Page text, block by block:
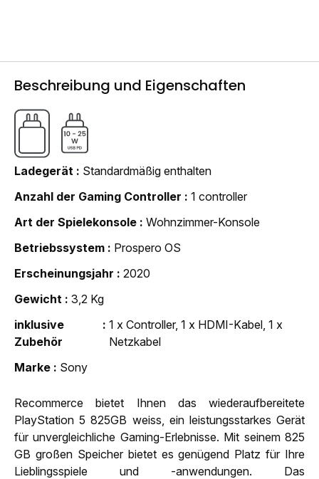
Beschreibung und Eigenschaften
Ladegerät
Standardmäßig enthalten
Anzahl der Gaming Controller
1 controller
Art der Spielekonsole
Wohnzimmer-Konsole
Betriebssystem
Prospero OS
Erscheinungsjahr
2020
Gewicht
3,2 Kg
inklusive
Zubehör
1 x Controller, 1 x HDMI-Kabel, 1 x
Netzkabel
Marke
Sony
Recommerce bietet Ihnen das wiederaufbereitete
PlayStation 5 825GB weiss, ein leistungsstarkes Gerät
für unvergleichliche Gaming-Erlebnisse. Mit seinem 825
GB großen Speicher bietet es genügend Platz für Ihre
Lieblingsspiele und -anwendungen. Das